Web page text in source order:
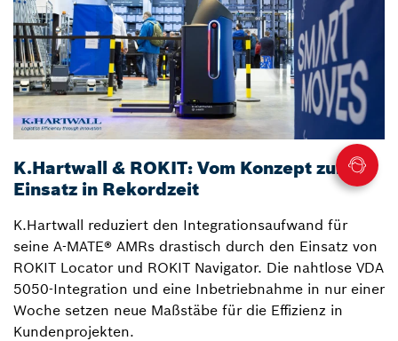
K.Hartwall & ROKIT: Vom Konzept zum
Einsatz in Rekordzeit
K.Hartwall reduziert den Integrationsaufwand für
seine A-MATE® AMRs drastisch durch den Einsatz von
ROKIT Locator und ROKIT Navigator. Die nahtlose VDA
5050-Integration und eine Inbetriebnahme in nur einer
Woche setzen neue Maßstäbe für die Effizienz in
Kundenprojekten.